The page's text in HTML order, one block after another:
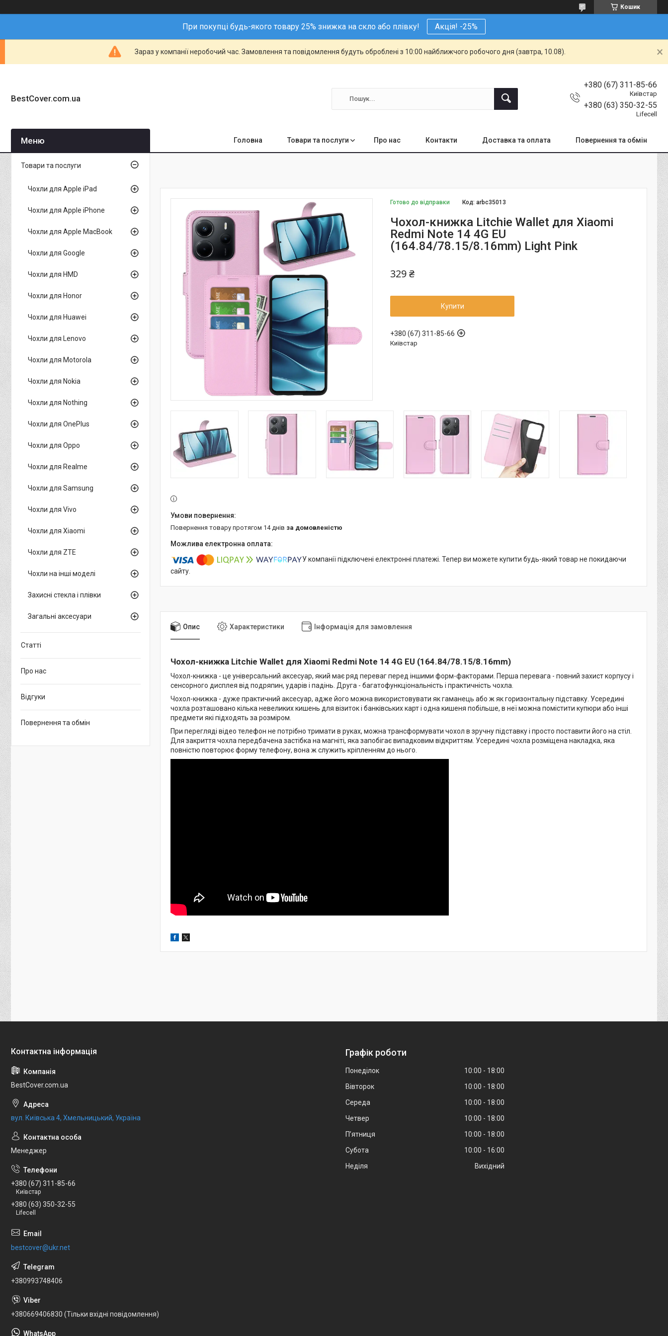
Кошик
При покупці будь-якого товару 25% знижка на скло або плівку! Акція! -25%
Зараз у компанії неробочий час. Замовлення та повідомлення будуть оброблені з 10:00 найближчого робочого дня (завтра, 10.08).
BestCover.com.ua
+380 (67) 311-85-66
Київстар
+380 (63) 350-32-55
Lifecell
Головна Товари та послуги Про нас Контакти Доставка та оплата Повернення та обмін
Готово до відправки Код:arbc35013
Чохол-книжка Litchie Wallet для Xiaomi
Redmi Note 14 4G EU
(164.84/78.15/8.16mm) Light Pink
329 ₴
Купити
+380 (67) 311-85-66
Київстар
повернення товару протягом 14 днів за домовленістю
У компанії підключені електронні платежі. Тепер ви можете купити будь-який товар не покидаючи
сайту.
Опис Характеристики Інформація для замовлення
Чохол-книжка Litchie Wallet для Xiaomi Redmi Note 14 4G EU (164.84/78.15/8.16mm)
Чохол-книжка - це універсальний аксесуар, який має ряд переваг перед іншими форм-факторами. Перша перевага - повний захист корпусу і
сенсорного дисплея від подряпин, ударів і падінь. Друга - багатофункціональність і практичність чохла.
Чохол-книжка - дуже практичний аксесуар, адже його можна використовувати як гаманець або ж як горизонтальну підставку. Усередині
чохла розташовано кілька невеликих кишень для візиток і банківських карт і одна кишеня побільше, в неї можна помістити купюри або інші
предмети які підходять за розміром.
При перегляді відео телефон не потрібно тримати в руках, можна трансформувати чохол в зручну підставку і просто поставити його на стіл.
Для закриття чохла передбачена застібка на магніті, яка запобігає випадковим відкриттям. Усередині чохла розміщена накладка, яка
повністю повторює форму телефону, вона ж служить кріпленням до нього.
Товари та послуги
Чохли для Apple iPad
Чохли для Apple iPhone
Чохли для Apple MacBook
Чохли для Google
Чохли для HMD
Чохли для Honor
Чохли для Huawei
Чохли для Lenovo
Чохли для Motorola
Чохли для Nokia
Чохли для Nothing
Чохли для OnePlus
Чохли для Oppo
Чохли для Realme
Чохли для Samsung
Чохли для Vivo
Чохли для Xiaomi
Чохли для ZTE
Чохли на інші моделі
Захисні стекла і плівки
Загальні аксесуари
Статті
Про нас
Відгуки
Повернення та обмін
BestCover.com.ua
вул. Київська 4, Хмельницький, Україна
Менеджер
+380 (67) 311-85-66
Київстар
+380 (63) 350-32-55
Lifecell
bestcover@ukr.net
+380993748406
+380669406830 (Тільки вхідні повідомлення)
Графік роботи
Понеділок 10:00
18:00
Вівторок
10:00
18:00
Середа
10:00
18:00
Четвер
10:00
18:00
Пʼятниця
10:00
18:00
Субота
10:00
16:00
Неділя
Вихідний